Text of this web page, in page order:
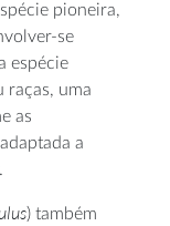
pioneira,
se
espécie
raças, uma
as
a
) também